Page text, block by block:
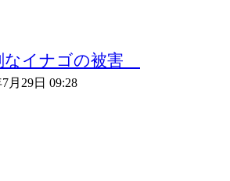
なイナゴの被害
7月29日 09:28